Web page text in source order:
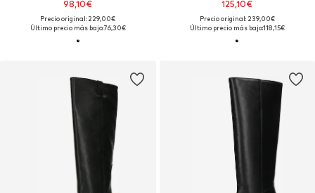
98,10€
Precio original: 229,00€
Último precio más bajo:76,30€
125,10€
Precio original: 239,00€
Último precio más bajo:118,15€